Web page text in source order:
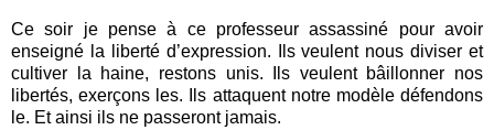
Ce soir je pense à ce professeur assassiné pour avoir
enseigné la liberté d’expression. Ils veulent nous diviser et
cultiver la haine, restons unis. Ils veulent bâillonner nos
libertés, exerçons les. Ils attaquent notre modèle défendons
le. Et ainsi ils ne passeront jamais.